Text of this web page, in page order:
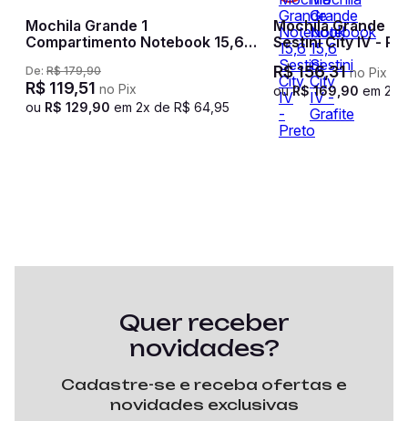
Mochila Grande 1
Compartimento Notebook 15,6
De: R$ 179,90
R$ 119,51 no Pix
ou R$ 129 90 em 2x de R$ 64, 95
Mochila Grande
Sestini City IV -
R$156,31no Pix
ouR$ 169 90 em 2
Quer receber
novidades?
Cadastre-se e receba ofertas e
novidades exclusivas